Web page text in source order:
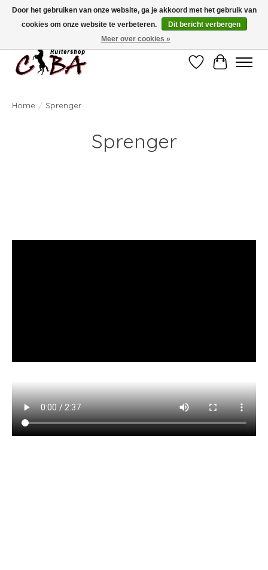
Bij vragen kan u ons contacteren op het nummer 011/60.67.34 ofciba@skynet.be
Ambachtstraat 22 A, 3530 Helchteren
Verlanglijst
Home / Sprenger
Sprenger
Door het gebruiken van onze website, ga je akkoord met het gebruik van
cookies om onze website te verbeteren.
Dit bericht verbergen
Meer over cookies »